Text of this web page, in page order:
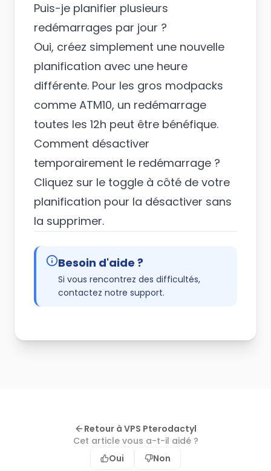
Puis-je planifier plusieurs
redémarrages par jour ?
Oui, créez simplement une nouvelle
planification avec une heure
différente. Pour les gros modpacks
comme ATM10, un redémarrage
toutes les 12h peut être bénéfique.
Comment désactiver
temporairement le redémarrage ?
Cliquez sur le toggle à côté de votre
planification pour la désactiver sans
la supprimer.
Besoin d'aide ?
Si vous rencontrez des difficultés,
contactez notre support.
Retour à VPS Pterodactyl
Cet article vous a-t-il aidé ?
Oui
Non